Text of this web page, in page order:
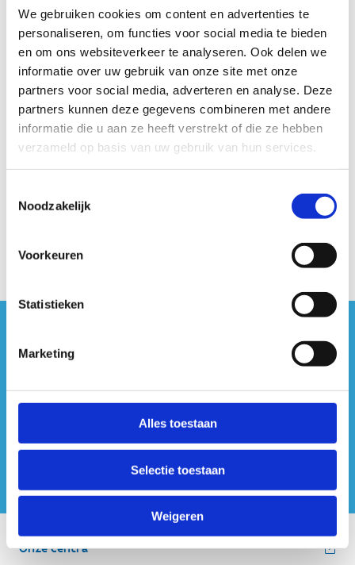
We gebruiken cookies om content en advertenties te
personaliseren, om functies voor social media te bieden
en om ons websiteverkeer te analyseren. Ook delen we
informatie over uw gebruik van onze site met onze
partners voor social media, adverteren en analyse. Deze
partners kunnen deze gegevens combineren met andere
informatie die u aan ze heeft verstrekt of die ze hebben
verzameld op basis van uw gebruik van hun services.
Noodzakelijk
Voorkeuren
Statistieken
Marketing
Alles toestaan
Selectie toestaan
Weigeren
#sportersbelevenmeer
Onze centra